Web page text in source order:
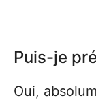
Puis-je
Oui,